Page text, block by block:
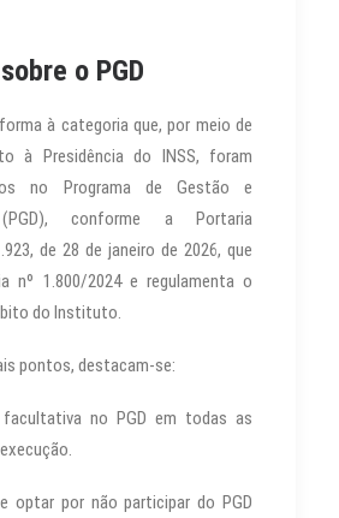
o PGD
à categoria que, por meio de
à Presidência do INSS, foram
no Programa de Gestão e
(PGD), conforme a Portaria
de 28 de janeiro de 2026, que
nº 1.800/2024 e regulamenta o
do Instituto.
pontos, destacam-se:
no PGD em todas as
optar por não participar do PGD